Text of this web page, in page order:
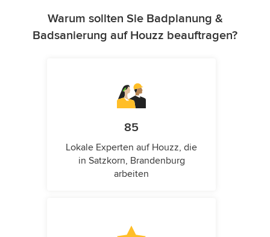
Warum sollten Sie Badplanung &
Badsanierung auf Houzz beauftragen?
85
Lokale Experten auf Houzz, die
in Satzkorn, Brandenburg
arbeiten